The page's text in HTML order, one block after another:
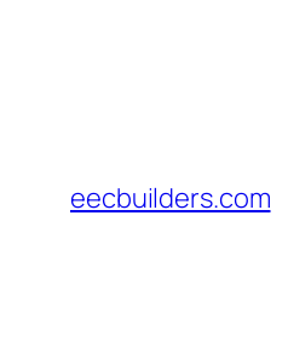
eecbuilders.com